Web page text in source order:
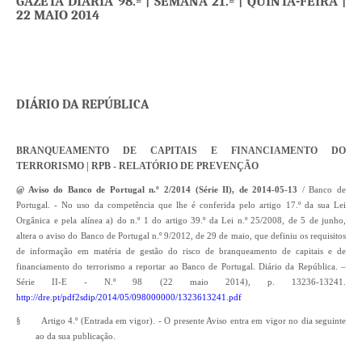
22 MAIO 2014
DIÁRIO DA REPÚBLICA
BRANQUEAMENTO DE CAPITAIS E FINANCIAMENTO DO
TERRORISMO | RPB - RELATÓRIO DE PREVENÇÃO
@ Aviso do Banco de Portugal n.º 2/2014 (Série II), de 2014-05-13
/ Banco de
Portugal. - No uso da competência que lhe é conferida pelo artigo 17.º da sua Lei
Orgânica e pela alínea a) do n.º 1 do artigo 39.º da Lei n.º 25/2008, de 5 de junho,
altera o aviso do Banco de Portugal n.º 9/2012, de 29 de maio, que definiu os requisitos
de informação em matéria de gestão do risco de branqueamento de capitais e de
financiamento do terrorismo a reportar ao Banco de Portugal. Diário da República. –
Série II-E - N.º 98 (22 maio 2014), p. 13236-13241.
http://dre.pt/pdf2sdip/2014/05/098000000/1323613241.pdf
§
Artigo 4.º (Entrada em vigor). - O presente Aviso entra em vigor no dia seguinte
ao da sua publicação.